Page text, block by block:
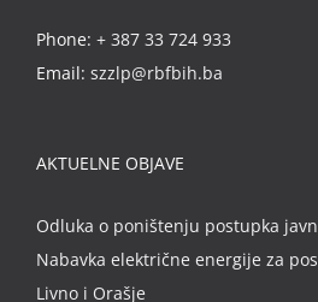
Phone: + 387 33 724 933
Email: szzlp@rbfbih.ba
AKTUELNE OBJAVE
Odluka o poništenju postupka
Nabavka električne energije za
Livno i Orašje